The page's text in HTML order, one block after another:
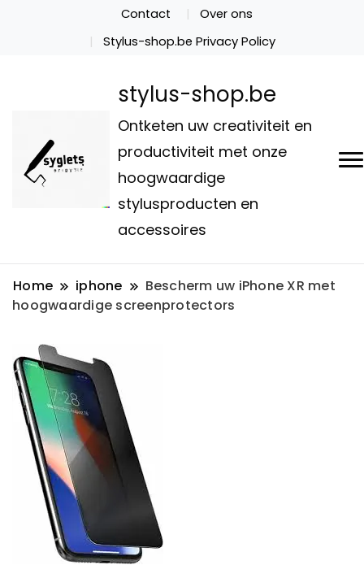
Contact
Over ons
Stylus-shop.be Privacy Policy
stylus-shop.be
Ontketen uw creativiteit en
productiviteit met onze
hoogwaardige
stylusproducten en
accessoires
Home iphone
Bescherm uw iPhone XR met
hoogwaardige screenprotectors